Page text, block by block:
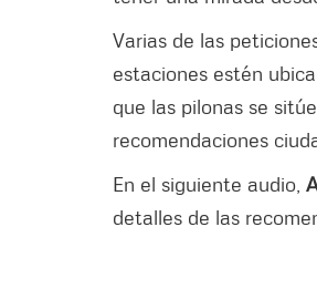
Varias de las
estaciones estén
que las pilonas se
recomendaciones
En el siguiente audio,
detalles de las